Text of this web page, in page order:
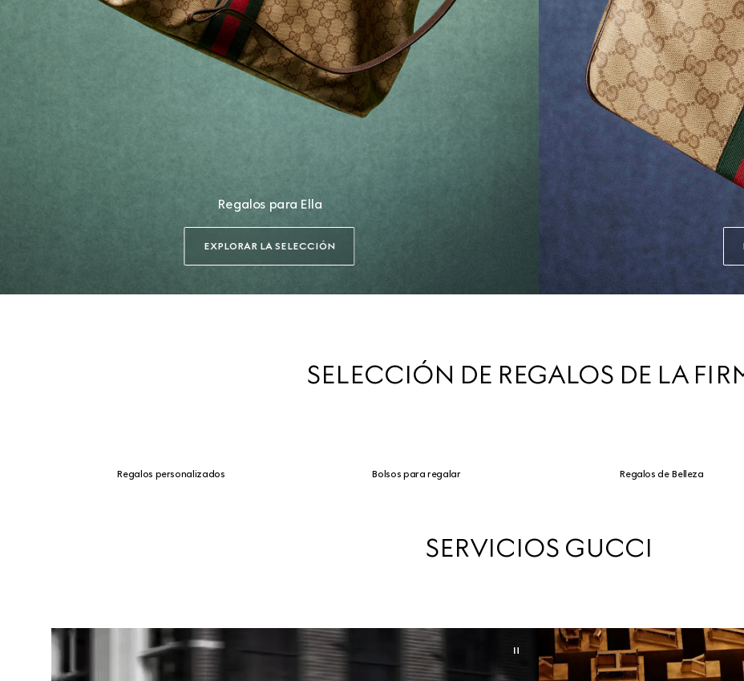
Regalos para Ella
EXPLORAR LA SELECCIÓN
SELECCIÓN DE REGALOS DE LA
Regalos personalizados Bolsos para regalar Regalos de Belleza
SERVICIOS GUCCI